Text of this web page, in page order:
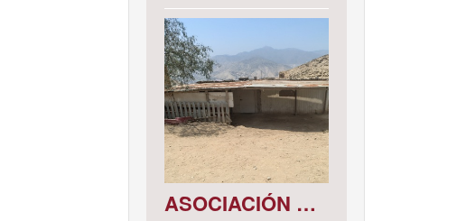
ASOCIACIÓN DE VIVIENDA LOS CACTUS MZ. C LOTE 9, DISTRITO DE PACHACAMAC, PROVINCIA Y DEPARTAMENTO DE LIMA